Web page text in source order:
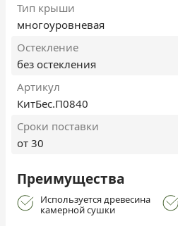
Тип крыши
многоуровневая
Остекление
без остекления
Артикул
КитБес.П0840
Сроки поставки
от 30
Преимущества
Используется древесина
камерной сушки